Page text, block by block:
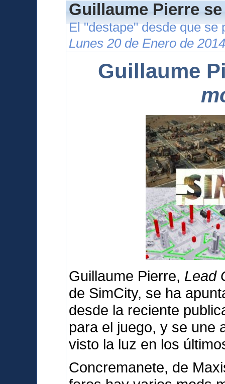
Guillaume Pierre
El "destape" desde que se
Lunes 20 de Enero de
Guillaume
Guillaume Pierre, Lead
de SimCity, se ha
desde la reciente
para el juego, y se une
visto la luz en los
Concremanete, de